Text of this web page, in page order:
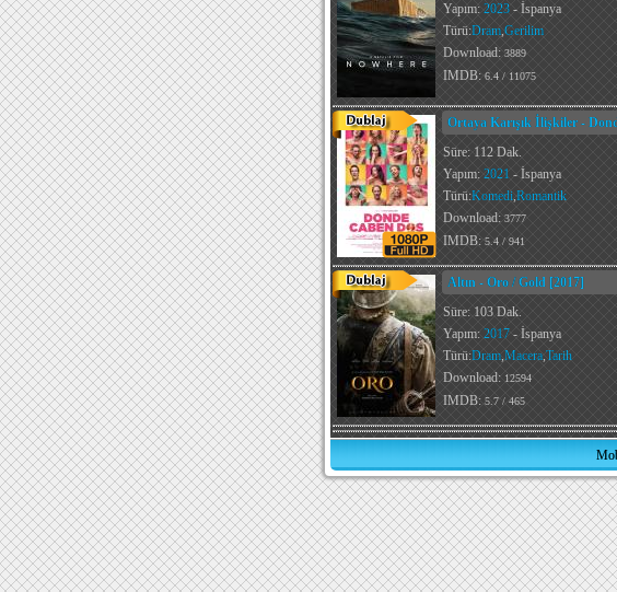
Yapım: 2023 - İspanya
Türü:Dram,Gerilim
Download: 3889
IMDB: 6.4 / 11075
Ortaya Karışık İlişkiler -
Süre: 112 Dak.
Yapım: 2021 - İspanya
Türü:Komedi,Romantik
Download: 3777
IMDB: 5.4 / 941
Altın - Oro / Gold [2017]
Süre: 103 Dak.
Yapım: 2017 - İspanya
Türü:Dram,Macera,Tarih
Download: 12594
IMDB: 5.7 / 465